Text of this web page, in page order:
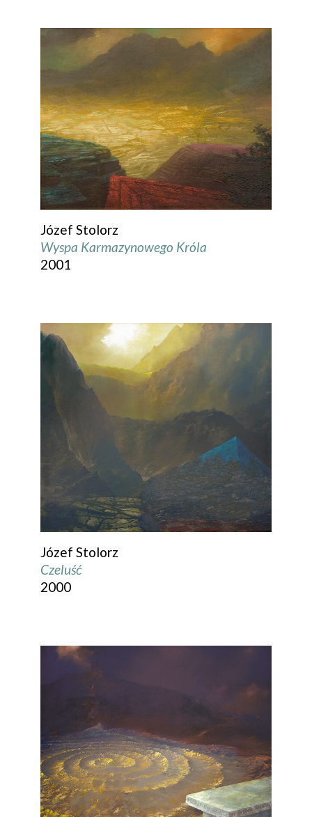
Józef Stolorz
Wyspa Karmazynowego Króla
2001
Józef Stolorz
Czeluść
2000